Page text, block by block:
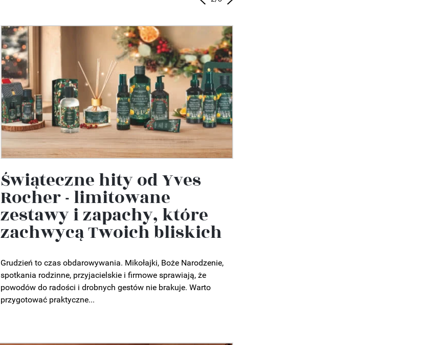
Świąteczne hity od Yves
Rocher - limitowane
zestawy i zapachy, które
zachwycą Twoich bliskich
Grudzień to czas obdarowywania. Mikołajki, Boże Narodzenie,
spotkania rodzinne, przyjacielskie i firmowe sprawiają, że
powodów do radości i drobnych gestów nie brakuje. Warto
przygotować praktyczne...